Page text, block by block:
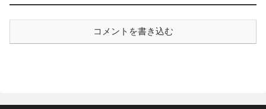
コメントを書き込む